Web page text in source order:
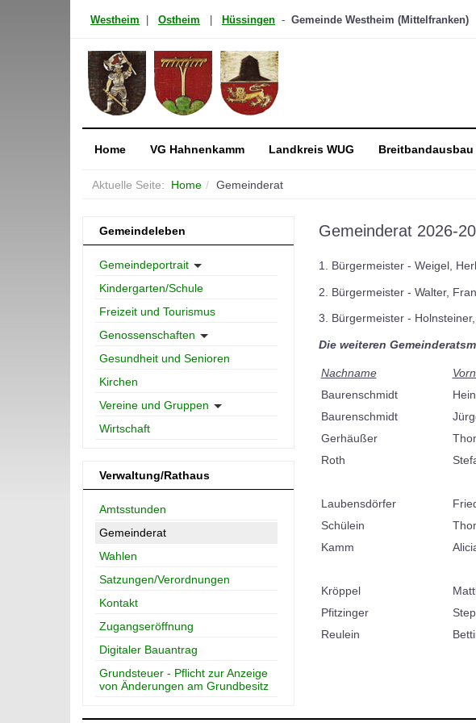
Westheim Ostheim Hüssingen - Gemeinde Westheim (Mittelfranken)
Home VG Hahnenkamm Landkreis WUG Breitbandausbau
Aktuelle Seite: Home Gemeinderat
Gemeinderat 2026-
1. Bürgermeister - Weigel,
2. Bürgermeister - Walter,
3. Bürgermeister -
Die weiteren
Nachname
Baurenschmidt
Baurenschmidt
Gerhäußer
Roth
Laubensdörfer
Schülein
Kamm
Kröppel
Pfitzinger
Reulein
Gemeindeleben
Gemeindeportrait
Kindergarten/Schule
Freizeit und Tourismus
Genossenschaften
Gesundheit und Senioren
Kirchen
Vereine und Gruppen
Wirtschaft
Verwaltung/Rathaus
Amtsstunden
Gemeinderat
Wahlen
Satzungen/Verordnungen
Kontakt
Zugangseröffnung
Digitaler Bauantrag
Grundsteuer - Pflicht zur Anzeige
von Änderungen am Grundbesitz